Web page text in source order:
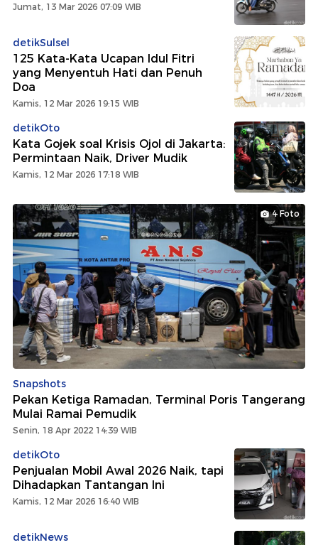
Jumat, 13 Mar 2026 07:09 WIB
detikSulsel
125 Kata-Kata Ucapan Idul Fitri
yang Menyentuh Hati dan Penuh
Doa
Kamis, 12 Mar 2026 19:15 WIB
detikOto
Kata Gojek soal Krisis Ojol di Jakarta:
Permintaan Naik, Driver Mudik
Kamis, 12 Mar 2026 17:18 WIB
4 Foto
Snapshots
Pekan Ketiga Ramadan, Terminal Poris Tangerang
Mulai Ramai Pemudik
Senin, 18 Apr 2022 14:39 WIB
detikOto
Penjualan Mobil Awal 2026 Naik, tapi
Dihadapkan Tantangan Ini
Kamis, 12 Mar 2026 16:40 WIB
detikNews